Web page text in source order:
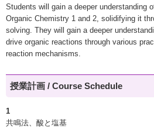
Students will gain a deeper understanding
Organic Chemistry 1 and 2, solidifying it
solving. They will gain a deeper
drive organic reactions through various
reaction mechanisms.
授業計画 / Course Schedule
1
共鳴法、酸と塩基